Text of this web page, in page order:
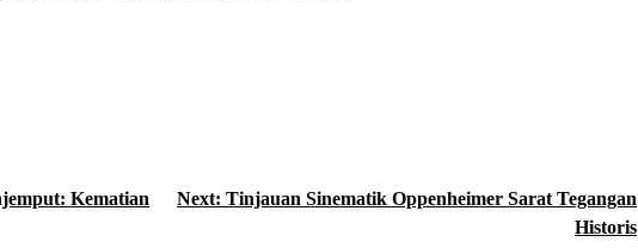
Kematian
Next: Tinjauan Sinematik Oppenheimer Sarat Tegangan
Historis